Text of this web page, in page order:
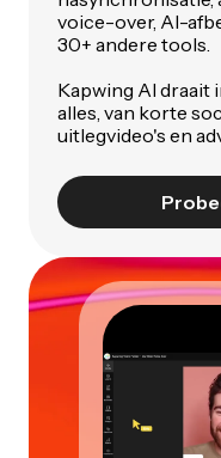
voice-over, AI-
30+ andere tools.
Kapwing AI
alles, van korte
uitlegvideo's en